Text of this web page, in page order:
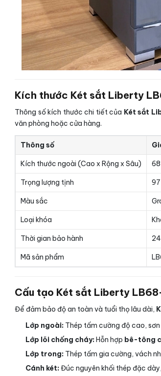
Kích thước Két sắt Liberty
Thông số kích thước chi tiết của Két sắt
văn phòng hoặc cửa hàng.
Thông số
Kích thước ngoài (Cao x Rộng x Sâu)
Trọng lượng tịnh 97
Màu sắc
Loại khóa
Thời gian bảo hành
Mã sản phẩm
Cấu tạo Két sắt Liberty
Để đảm bảo độ an toàn và tuổi thọ lâu dài,
Lớp ngoài: Thép tấm cường độ cao,
Lớp lõi chống cháy: Hỗn hợp bê-tông
Lớp trong: Thép tấm gia cường, vách
Cánh két: Đúc nguyên khối thép đặc